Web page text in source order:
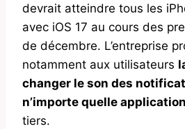
devrait atteindre tous les
avec iOS 17 au cours des
de décembre. L’entreprise
notamment aux utilisateurs
changer le son des
n’importe quelle application
tiers.